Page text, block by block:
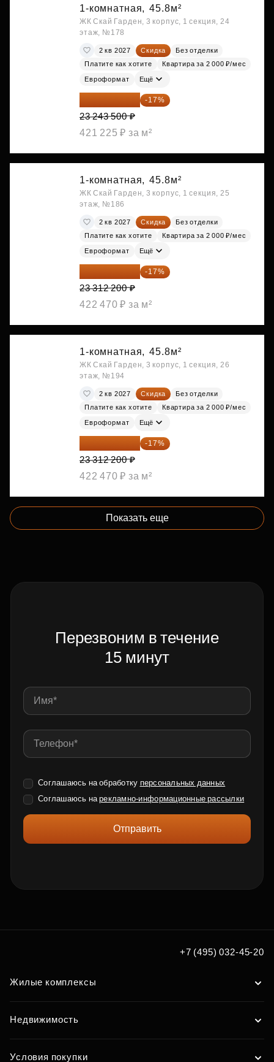
1-комнатная, 45.8м²
ЖК Скай Гарден, 3 корпус, 1 секция, 24
этаж, №178
2 кв 2027 Скидка
Без отделки
Платите как хотите
Квартира за 2 000 ₽/мес
Евроформат Ещё
19 292 105 ₽ -17%
23 243 500 ₽
421 225 ₽ за м²
1-комнатная, 45.8м²
ЖК Скай Гарден, 3 корпус, 1 секция, 25
этаж, №186
2 кв 2027 Скидка
Без отделки
Платите как хотите
Квартира за 2 000 ₽/мес
Евроформат Ещё
19 349 126 ₽ -17%
23 312 200 ₽
422 470 ₽ за м²
1-комнатная, 45.8м²
ЖК Скай Гарден, 3 корпус, 1 секция, 26
этаж, №194
2 кв 2027 Скидка
Без отделки
Платите как хотите
Квартира за 2 000 ₽/мес
Евроформат Ещё
19 349 126 ₽ -17%
23 312 200 ₽
422 470 ₽ за м²
Показать еще
Перезвоним в течение
15 минут
Соглашаюсь на обработку персональных данных
Соглашаюсь нарекламно-информационные рассылки
Отправить
+7 (495) 032-45-20
Жилые комплексы
Недвижимость
Условия покупки